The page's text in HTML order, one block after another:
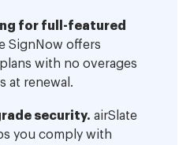
for full-featured
SignNow offers
with no overages
at renewal.
security. airSlate
you comply with